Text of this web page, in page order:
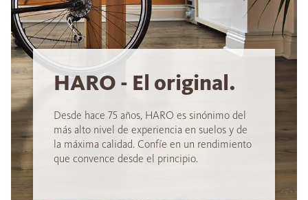
HARO - El original.
Desde hace 75 años, HARO es sinónimo del
más alto nivel de experiencia en suelos y de
la máxima calidad. Confíe en un rendimiento
que convence desde el principio.